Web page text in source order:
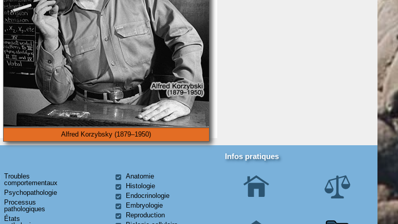
Alfred Korzybsky (1879–1950)
Troubles
comportementaux
Psychopathologie
Processus
pathologiques
États
Anatomie
Histologie
Endocrinologie
Embryologie
Reproduction
Infos pratiques